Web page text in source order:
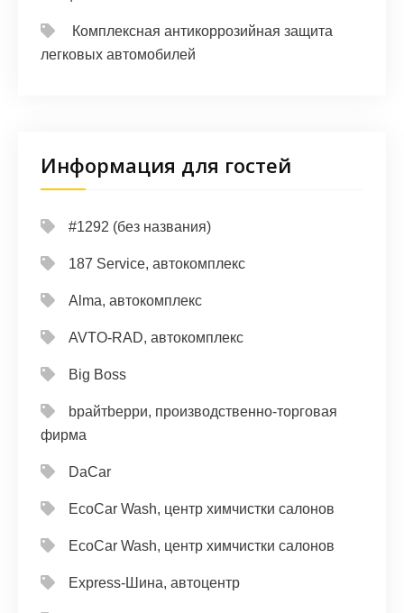
Комплексная антикоррозийная защита
легковых автомобилей
Информация для гостей
#1292 (без названия)
187 Service, автокомплекс
Alma, автокомплекс
AVTO-RAD, автокомплекс
Big Boss
bрайтbерри, производственно-торговая
фирма
DaCar
EcoCar Wash, центр химчистки салонов
EcoCar Wash, центр химчистки салонов
Express-Шина, автоцентр